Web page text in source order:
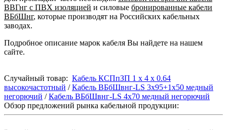
ВВГнг с ПВХ изоляцией и силовые бронированные кабели
ВБбШнг, которые производят на Российских кабельных
заводах.
Подробное описание марок кабеля Вы найдете на нашем
сайте.
Случайный товар: Кабель КСПпЗП 1 х 4 х 0.64
высокочастотный /Кабель ВБбШвнг-LS 3х95+1х50 медный
негорючий /Кабель ВБбШвнг-LS 4х70 медный негорючий
Обзор предложений рынка кабельной продукции: